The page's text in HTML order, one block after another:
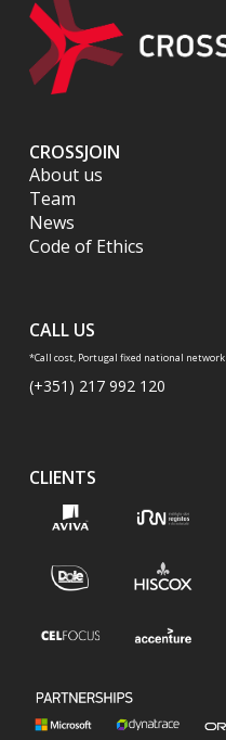
CROSSJOIN
About us
Team
News
Code of Ethics
CALL US
*Call cost, Portugal fixed national network
(+351) 217 992 120
CLIENTS